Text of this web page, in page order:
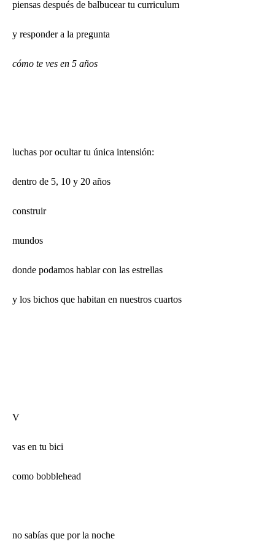
piensas después de balbucear tu curriculum
y responder a la pregunta
cómo te ves en 5 años
luchas por ocultar tu única intensión:
dentro de 5, 10 y 20 años
construir
mundos
donde podamos hablar con las estrellas
y los bichos que habitan en nuestros cuartos
V
vas en tu bici
como bobblehead
no sabías que por la noche